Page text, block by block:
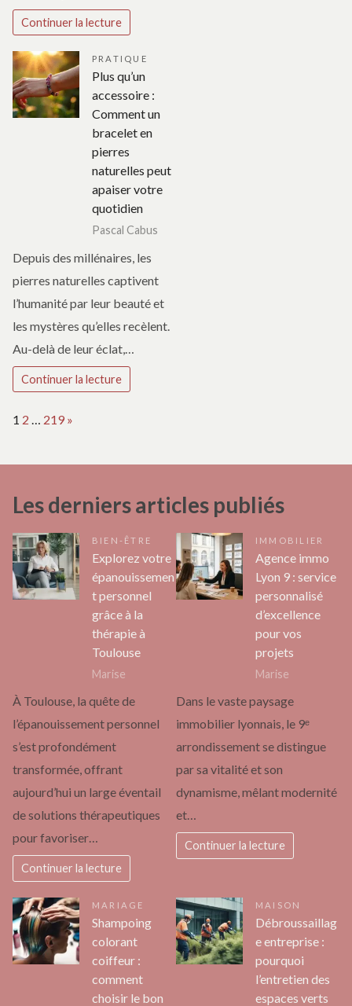
Continuer la lecture
PRATIQUE
Plus qu’un
accessoire :
Comment un
bracelet en
pierres
naturelles peut
apaiser votre
quotidien
Pascal Cabus
Depuis des millénaires, les
pierres naturelles captivent
l’humanité par leur beauté et
les mystères qu’elles recèlent.
Au-delà de leur éclat,…
Continuer la lecture
Page:
1 2 … 219 Next
»
Les derniers articles publiés
BIEN-ÊTRE
Explorez votre
épanouissemen
t personnel
grâce à la
thérapie à
Toulouse
Marise
À Toulouse, la quête de
l’épanouissement personnel
s’est profondément
transformée, offrant
aujourd’hui un large éventail
de solutions thérapeutiques
pour favoriser…
Continuer la lecture
IMMOBILIER
Agence immo
Lyon 9 : service
personnalisé
d’excellence
pour vos
projets
Marise
Dans le vaste paysage
immobilier lyonnais, le 9ᵉ
arrondissement se distingue
par sa vitalité et son
dynamisme, mêlant modernité
et…
Continuer la lecture
MARIAGE
Shampoing
colorant
coiffeur :
comment
choisir le bon
MAISON
Débroussaillag
e entreprise :
pourquoi
l’entretien des
espaces verts